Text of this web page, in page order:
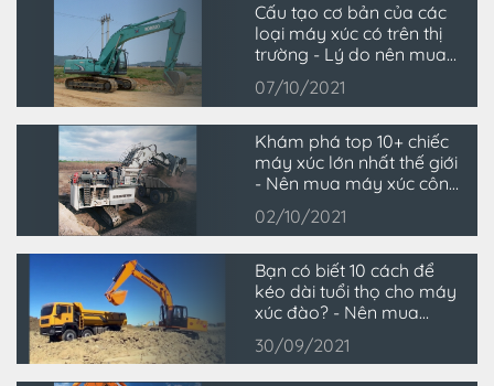
Cấu tạo cơ bản của các
loại máy xúc có trên thị
trường - Lý do nên mua
máy xúc tại Bình Minh
07/10/2021
Khám phá top 10+ chiếc
máy xúc lớn nhất thế giới
- Nên mua máy xúc công
trình chất lượng ở đâu?
02/10/2021
Bạn có biết 10 cách để
kéo dài tuổi thọ cho máy
xúc đào? - Nên mua
máy xúc đào tại đâu
chất lượng?
30/09/2021